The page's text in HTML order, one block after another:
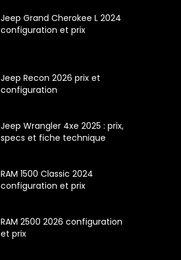
Jeep Grand Cherokee L 2024
configuration et prix
Jeep Recon 2026 prix et
configuration
Jeep Wrangler 4xe 2025 : prix,
specs et fiche technique
RAM 1500 Classic 2024
configuration et prix
RAM 2500 2026 configuration
et prix